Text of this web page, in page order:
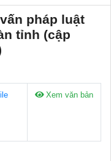
pháp luật
tỉnh (cập
Xem văn bản